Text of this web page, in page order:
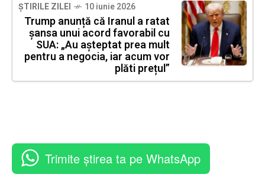
ȘTIRILE ZILEI 10 iunie 2026
Trump anunță că Iranul a ratat
șansa unui acord favorabil cu
SUA: „Au așteptat prea mult
pentru a negocia, iar acum vor
plăti prețul”
Trimite știrea ta pe WhatsApp